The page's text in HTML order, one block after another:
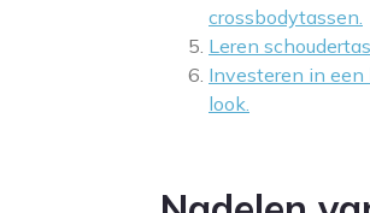
crossbodytassen.
Leren
Investeren in een
look.